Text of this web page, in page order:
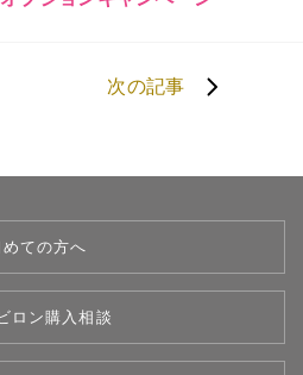
次の記事
ての方へ
ロン購入相談